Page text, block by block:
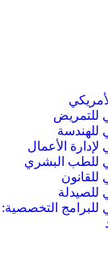
للتمريض
للهندسة
لإدارة الأعمال
للطب البشري
للقانون
للصيدلة
للبرامج التخصصية: